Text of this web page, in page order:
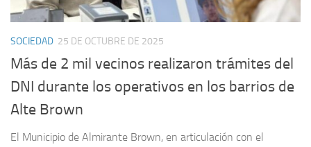
SOCIEDAD 25 DE OCTUBRE DE 2025
Más de 2 mil vecinos realizaron trámites del
DNI durante los operativos en los barrios de
Alte Brown
El Municipio de Almirante Brown, en articulación con el